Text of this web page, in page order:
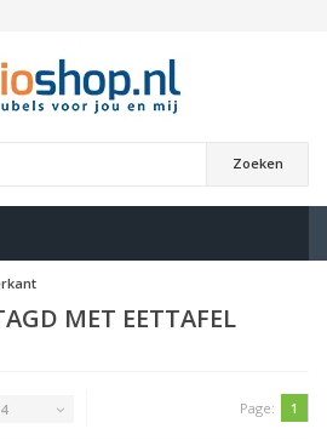
Zoeken
MET EETTAFEL
Page: 1